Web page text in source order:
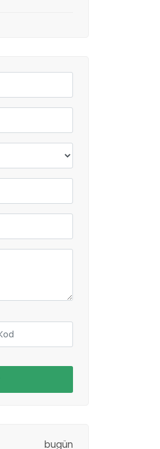
bugün